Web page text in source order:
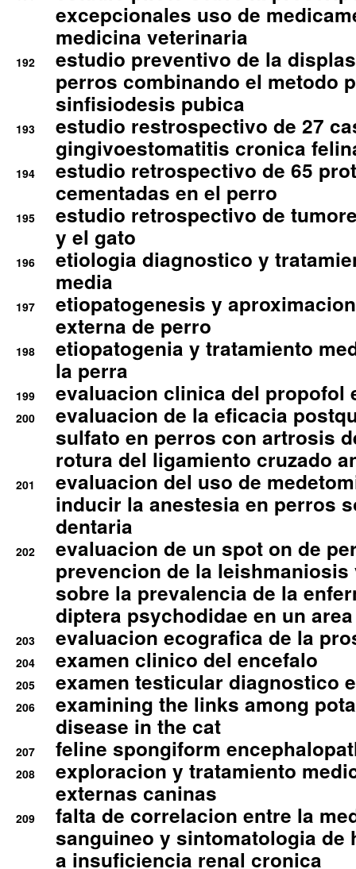
excepcionales uso de
medicina veterinaria
192
estudio preventivo de la
perros combinando el metodo
sinfisiodesis pubica
193
estudio restrospectivo de 27
gingivoestomatitis cronica
194
estudio retrospectivo de 65
cementadas en el perro
195
estudio retrospectivo de
y el gato
196
etiologia diagnostico y
media
197
etiopatogenesis y
externa de perro
198
etiopatogenia y tratamiento
la perra
199 evaluacion clinica del propofol
200
evaluacion de la eficacia
sulfato en perros con artrosis
rotura del ligamiento cruzado
201
evaluacion del uso de
inducir la anestesia en perros
dentaria
202
evaluacion de un spot on de
prevencion de la
sobre la prevalencia de la
diptera psychodidae en un
203 evaluacion ecografica de la
204 examen clinico del encefalo
205 examen testicular diagnostico
206
examining the links among
disease in the cat
207 feline spongiform
208
exploracion y tratamiento
externas caninas
209
falta de correlacion entre la
sanguineo y sintomatologia de
a insuficiencia renal cronica